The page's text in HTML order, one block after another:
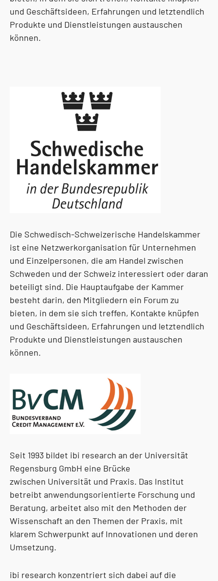
und Geschäftsideen, Erfahrungen und letztendlich
Produkte und Dienstleistungen austauschen
können.
Die Schwedisch-Schweizerische Handelskammer
ist eine Netzwerkorganisation für Unternehmen
und Einzelpersonen, die am Handel zwischen
Schweden und der Schweiz interessiert oder daran
beteiligt sind. Die Hauptaufgabe der Kammer
besteht darin, den Mitgliedern ein Forum zu
bieten, in dem sie sich treffen, Kontakte knüpfen
und Geschäftsideen, Erfahrungen und letztendlich
Produkte und Dienstleistungen austauschen
können.
Seit 1993 bildet ibi research an der Universität
Regensburg GmbH eine Brücke
zwischen Universität und Praxis. Das Institut
betreibt anwendungsorientierte Forschung und
Beratung, arbeitet also mit den Methoden der
Wissenschaft an den Themen der Praxis, mit
klarem Schwerpunkt auf Innovationen und deren
Umsetzung.
ibi research konzentriert sich dabei auf die